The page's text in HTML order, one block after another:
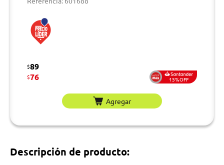
$89
$76 15%OFF
Agregar
Descripción de producto: